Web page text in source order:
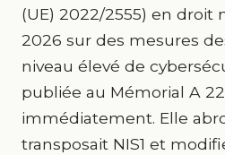
(UE) 2022/2555) en droit
2026 sur des mesures
niveau élevé de
publiée au Mémorial A
immédiatement. Elle
transposait NIS1 et